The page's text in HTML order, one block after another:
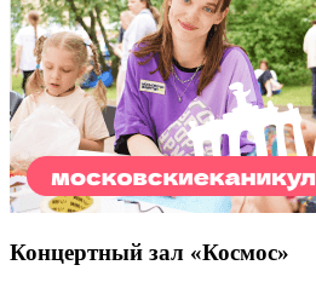
Концертный зал «Космос»